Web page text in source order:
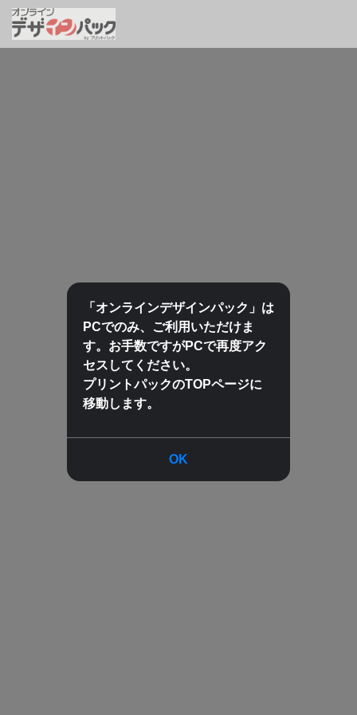
「オンラインデザインパック」は
PCでのみ、ご利用いただけま
す。お手数ですがPCで再度アク
セスしてください。
プリントパックのTOPページに
移動します。
OK